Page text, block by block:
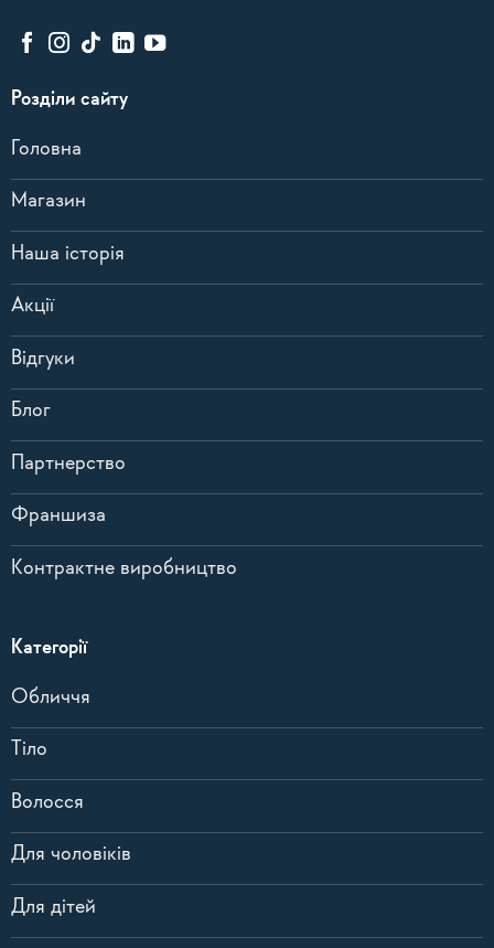
Розділи сайту
Головна
Магазин
Наша історія
Акції
Відгуки
Блог
Партнерство
Франшиза
Контрактне виробництво
Категорії
Обличчя
Тіло
Волосся
Для чоловіків
Для дітей